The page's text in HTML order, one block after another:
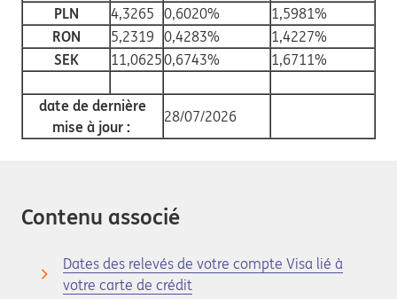
PLN
4,3265 0,6020%
1,5981%
RON
5,2319 0,4283%
1,4227%
SEK
11,06250,6743% 1,6711%
date de dernière
mise à jour :
28/07/2026
Contenu associé
Dates des relevés de votre compte Visa lié à
votre carte de crédit